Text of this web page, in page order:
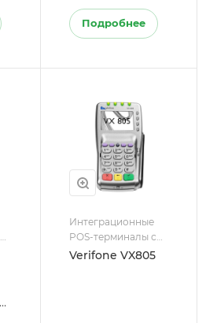
Подробнее
Интеграционные
POS-терминалы с
ККТ
Verifone VX805